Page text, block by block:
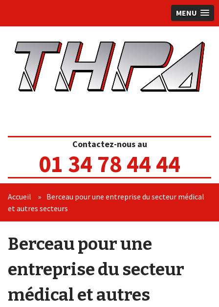
MENU
Contactez-nous au
01 34 78 44 44
Accueil » Berceau pour une entreprise du secteur médical
et autres secteurs
Berceau pour une
entreprise du secteur
médical et autres